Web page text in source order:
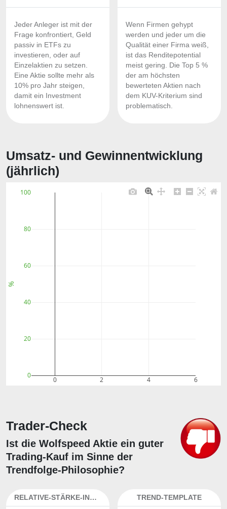
Jeder Anleger ist mit der
Frage konfrontiert, Geld
passiv in ETFs zu
investieren, oder auf
Einzelaktien zu setzen.
Eine Aktie sollte mehr als
10% pro Jahr steigen,
damit ein Investment
lohnenswert ist.
Wenn Firmen gehypt
werden und jeder um die
Qualität einer Firma weiß,
ist das Renditepotential
meist gering. Die Top 5 %
der am höchsten
bewerteten Aktien nach
dem KUV-Kriterium sind
problematisch.
Umsatz- und Gewinnentwicklung
(jährlich)
0 2 4 6
0
20
40
60
80
100
%
Trader-Check
Ist die Wolfspeed Aktie ein guter
Trading-Kauf im Sinne der
Trendfolge-Philosophie?
RELATIVE-STÄRKE-INDEX TREND-TEMPLATE